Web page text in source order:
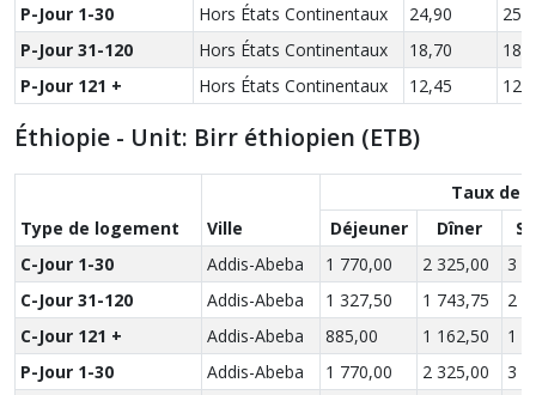
P-Jour 1-30
Hors États Continentaux 24,90
P-Jour 31-120
Hors États Continentaux 18,70
P-Jour 121 +
Hors États Continentaux 12,45
Éthiopie - Unit: Birr éthiopien (ETB)
Type de logement Ville
Taux des
Déjeuner
Dîner
C-Jour 1-30
Addis-Abeba 1 770,00 2 325,00
3
C-Jour 31-120
Addis-Abeba 1 327,50 1 743,75
2
C-Jour 121 +
Addis-Abeba 885,00 1 162,50
1
P-Jour 1-30
Addis-Abeba 1 770,00 2 325,00
3